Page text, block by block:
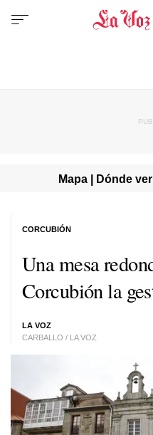
Mapa | Dónde
Una mesa
Corcubión la
LA VOZ
CARBALLO / LA VOZ
CORCUBIÓN